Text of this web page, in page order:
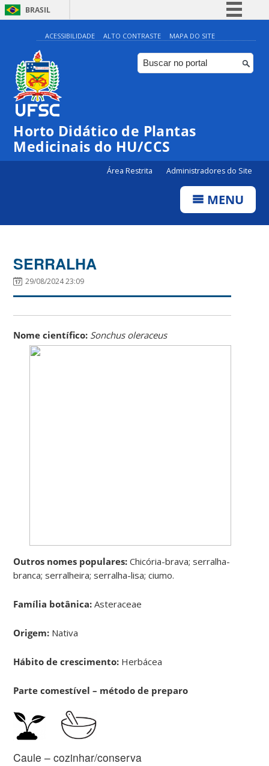
BRASIL
Simplifique!
Comunica BR
Participe
Canais
ACESSIBILIDADE ALTO CONTRASTE MAPA DO SITE
Horto Didático de Plantas
Medicinais do HU/CCS
Área Restrita Administradores do Site
MENU
SERRALHA
29/08/2024 23:09
Nome científico: Sonchus oleraceus
Outros nomes populares: Chicória-brava; serralha-
branca; serralheira; serralha-lisa; ciumo.
Família botânica:Asteraceae
Origem: Nativa
Hábito de crescimento: Herbácea
Parte comestível – método de preparo
Caule – cozinhar/conserva